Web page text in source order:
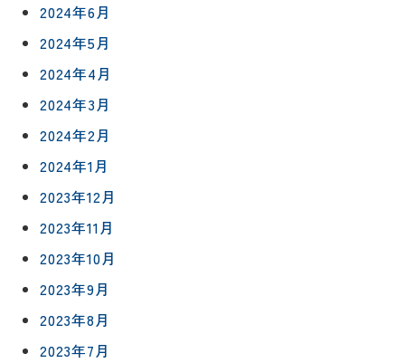
2024年6月
2024年5月
2024年4月
2024年3月
2024年2月
2024年1月
2023年12月
2023年11月
2023年10月
2023年9月
2023年8月
2023年7月